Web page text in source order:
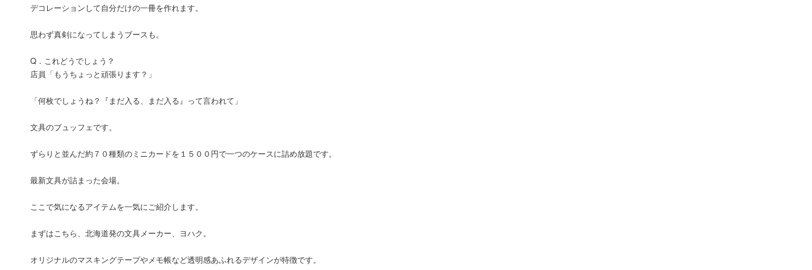
デコレーションして自分だけの一冊を作れます。
思わず真剣になってしまうブースも。
Q．これどうでしょう？
店員「もうちょっと頑張ります？」
「何枚でしょうね？『まだ入る、まだ入る』って言われて」
文具のブュッフェです。
ずらりと並んだ約７０種類のミニカードを１５００円で一つのケースに詰め放題です。
最新文具が詰まった会場。
ここで気になるアイテムを一気にご紹介します。
まずはこちら、北海道発の文具メーカー、ヨハク。
オリジナルのマスキングテープやメモ帳など透明感あふれるデザインが特徴です。